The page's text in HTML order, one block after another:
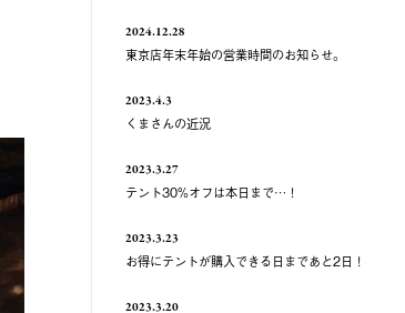
2024.12.28
東京店年末年始の営業時間のお知らせ。
2023.4.3
くまさんの近況
2023.3.27
テント30%オフは本日まで…！
2023.3.23
お得にテントが購入できる日まであと2日！
2023.3.20